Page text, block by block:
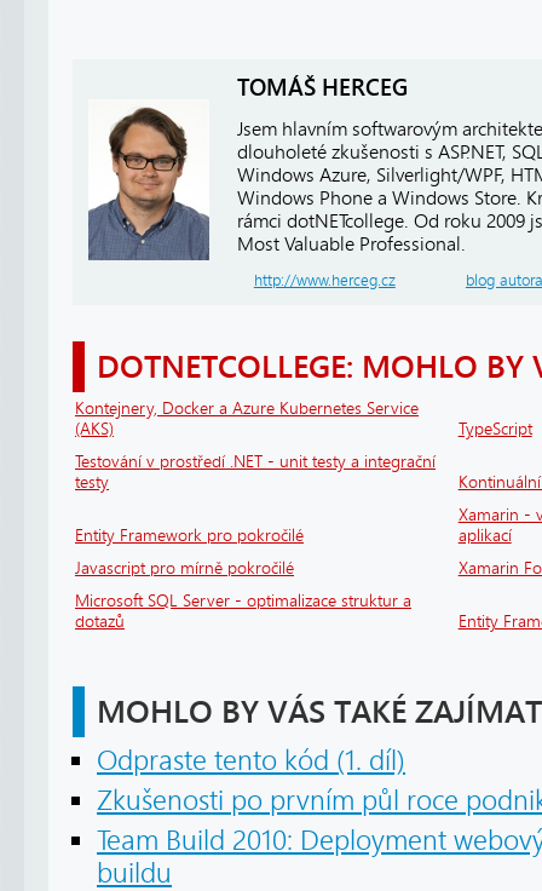
TOMÁŠ HERCEG
Jsem hlavním softwarovým
dlouholeté zkušenosti s ASP.NET,
Windows Azure, Silverlight/WPF,
Windows Phone a Windows Store.
rámci dotNETcollege. Od roku 2009
Most Valuable Professional.
http://www.herceg.cz blog autora
DOTNETCOLLEGE: MOHLO BY
Kontejnery, Docker a Azure Kubernetes Service
(AKS)
TypeScript
Testování v prostředí .NET - unit testy a integrační
testy
Entity Framework pro pokročilé
Xamarin -
aplikací
Javascript pro mírně pokročilé
Xamarin
Microsoft SQL Server - optimalizace struktur a
dotazů
Entity
MOHLO BY VÁS TAKÉ ZAJÍMAT
Odpraste tento kód (1. díl)
Zkušenosti po prvním půl roce
Team Build 2010: Deployment
buildu